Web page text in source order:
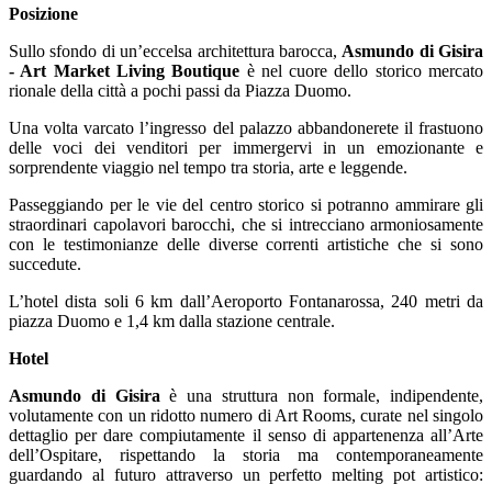
Posizione
Sullo sfondo di un’eccelsa architettura barocca, Asmundo di Gisira
- Art Market Living Boutique è nel cuore dello storico mercato
rionale della città a pochi passi da Piazza Duomo.
Una volta varcato l’ingresso del palazzo abbandonerete il frastuono
delle voci dei venditori per immergervi in un emozionante e
sorprendente viaggio nel tempo tra storia, arte e leggende.
Passeggiando per le vie del centro storico si potranno ammirare gli
straordinari capolavori barocchi, che si intrecciano armoniosamente
con le testimonianze delle diverse correnti artistiche che si sono
succedute.
L’hotel dista soli 6 km dall’Aeroporto Fontanarossa, 240 metri da
piazza Duomo e 1,4 km dalla stazione centrale.
Hotel
Asmundo di Gisira è una struttura non formale, indipendente,
volutamente con un ridotto numero di Art Rooms, curate nel singolo
dettaglio per dare compiutamente il senso di appartenenza all’Arte
dell’Ospitare, rispettando la storia ma contemporaneamente
guardando al futuro attraverso un perfetto melting pot artistico: